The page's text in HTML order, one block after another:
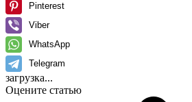
Pinterest
Viber
WhatsApp
Telegram
загрузка...
Оцените статью